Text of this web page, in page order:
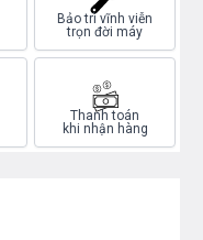
Bảo trì vĩnh viễn
trọn đời máy
Thanh toán
khi nhận hàng